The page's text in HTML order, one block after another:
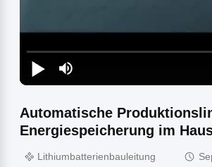
Automatische
Energiespeicherung im
Lithiumbatterienbauleitung